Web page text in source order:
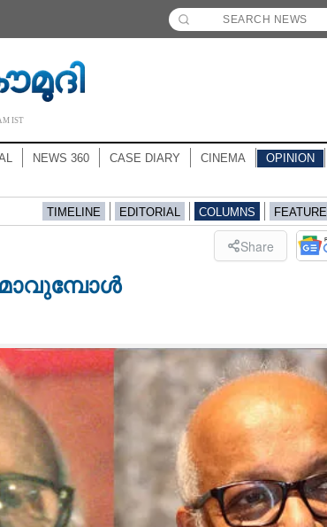
IST
NEWS 360 CASE DIARY CINEMA OPINION
TIMELINE EDITORIAL COLUMNS FEATURE
Share